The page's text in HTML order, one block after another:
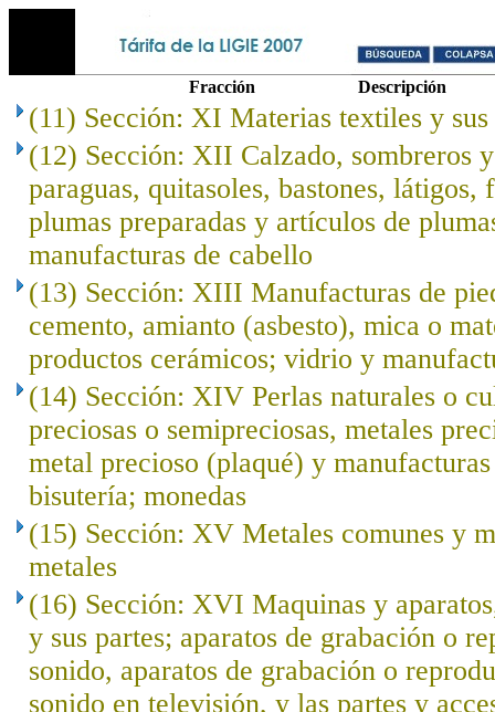
Fracción Descripción
(11) Sección: XI Materias textiles y sus
(12) Sección: XII Calzado, sombreros
paraguas, quitasoles, bastones, látigos,
plumas preparadas y artículos de
manufacturas de cabello
(13) Sección: XIII Manufacturas de
cemento, amianto (asbesto), mica o
productos cerámicos; vidrio y
(14) Sección: XIV Perlas naturales o
preciosas o semipreciosas, metales
metal precioso (plaqué) y
bisutería; monedas
(15) Sección: XV Metales comunes y
metales
(16) Sección: XVI Maquinas y
y sus partes; aparatos de grabación o
sonido, aparatos de grabación o
sonido en televisión, y las partes y